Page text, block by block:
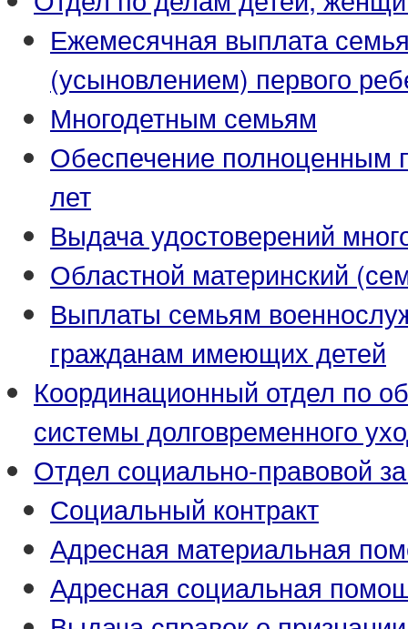
Ежемесячная выплата
(усыновлением) первого
Многодетным семьям
Обеспечение полноценным
лет
Выдача удостоверений
Областной материнский
Выплаты семьям
гражданам имеющих детей
Координационный отдел по
системы долговременного
Отдел социально-правовой
Социальный контракт
Адресная материальная
Адресная социальная